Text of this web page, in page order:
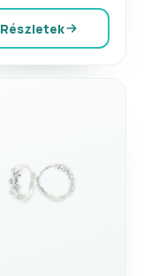
Részletek